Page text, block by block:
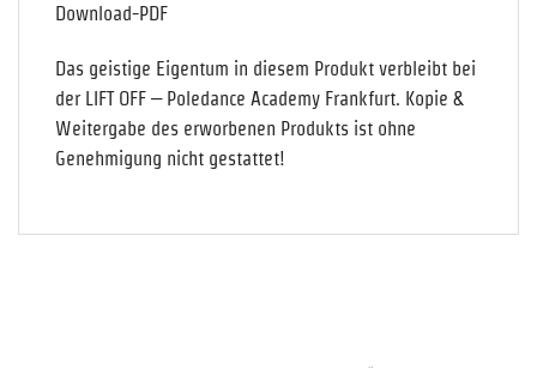
Download-PDF
Das geistige Eigentum in diesem Produkt verbleibt bei
der LIFT OFF – Poledance Academy Frankfurt. Kopie &
Weitergabe des erworbenen Produkts ist ohne
Genehmigung nicht gestattet!